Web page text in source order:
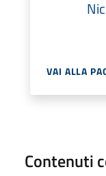
VAI ALLA
Contenuti